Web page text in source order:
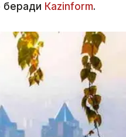
беради Каzinform.